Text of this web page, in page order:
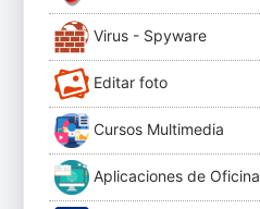
Virus - Spyware
Editar foto
Cursos Multimedia
Aplicaciones de Oficina